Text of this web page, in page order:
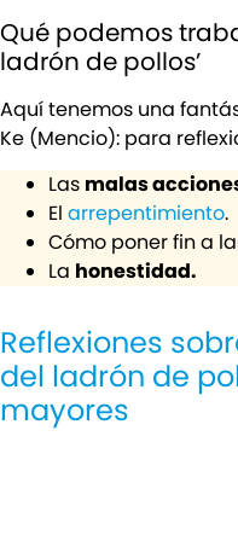
Qué podemos
ladrón de pollos’
Aquí tenemos una
Ke (Mencio): para
Las malas
El arrepentimiento.
Cómo poner fin a
La honestidad.
Reflexiones
del ladrón de
mayores